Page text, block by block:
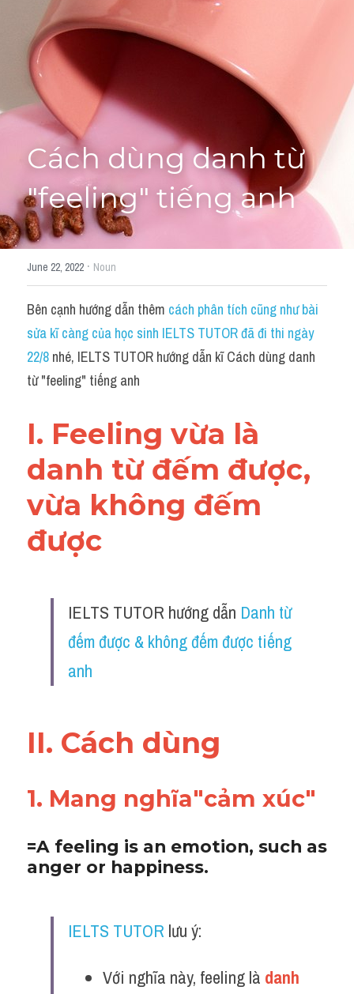
Cách diễn đạt
IELTS Videos - Ebook
Điểm báo
Adj
Idiom
Khác
Từ vựng theo topic
Từ vựng theo Topic
Vocabulary - Grammar
Grammar
Cách paraphrase
Part 2
Noun
Verb
Giải đề THPT
Report đề thi thật IELTS GENERAL
Cách dùng từ
Từ vựng theo tiền tố
Ngân hàng đề thi máy
Report đề thi thật IELTS
Advice
HỌC THỬ →
Cách dùng danh từ
"feeling" tiếng anh
June 22, 2022 · Noun
Bên cạnh hướng dẫn thêm cách phân tích cũng như bài
sửa kĩ càng của học sinh IELTS TUTOR đã đi thi ngày
22/8 nhé, IELTS TUTOR hướng dẫn kĩ Cách dùng danh
từ "feeling" tiếng anh
I. Feeling vừa là
danh từ đếm được,
vừa không đếm
được
IELTS TUTOR hướng dẫn Danh từ
đếm được & không đếm được tiếng
anh
II. Cách dùng
1. Mang nghĩa"cảm xúc"
=A feeling is an emotion, such as
anger or happiness.
IELTS TUTOR lưu ý:
Với nghĩa này, feeling là danh